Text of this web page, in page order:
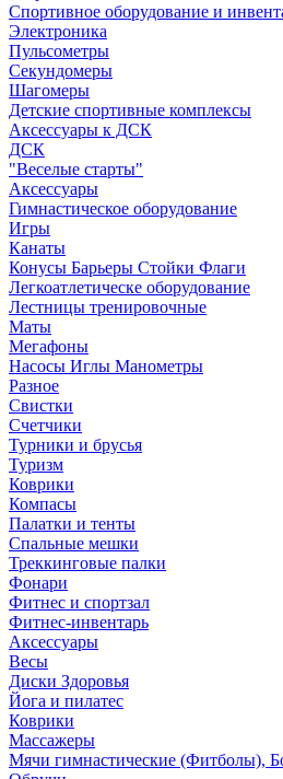
Спортивное оборудование и
Электроника
Пульсометры
Секундомеры
Шагомеры
Детские спортивные комплексы
Аксессуары к ДСК
ДСК
"Веселые старты"
Аксессуары
Гимнастическое оборудование
Игры
Канаты
Конусы Барьеры Стойки Флаги
Легкоатлетическе оборудование
Лестницы тренировочные
Маты
Мегафоны
Насосы Иглы Манометры
Разное
Свистки
Счетчики
Турники и брусья
Туризм
Коврики
Компасы
Палатки и тенты
Спальные мешки
Треккинговые палки
Фонари
Фитнес и спортзал
Фитнес-инвентарь
Аксессуары
Весы
Диски Здоровья
Йога и пилатес
Коврики
Массажеры
Мячи гимнастические (Фитболы),